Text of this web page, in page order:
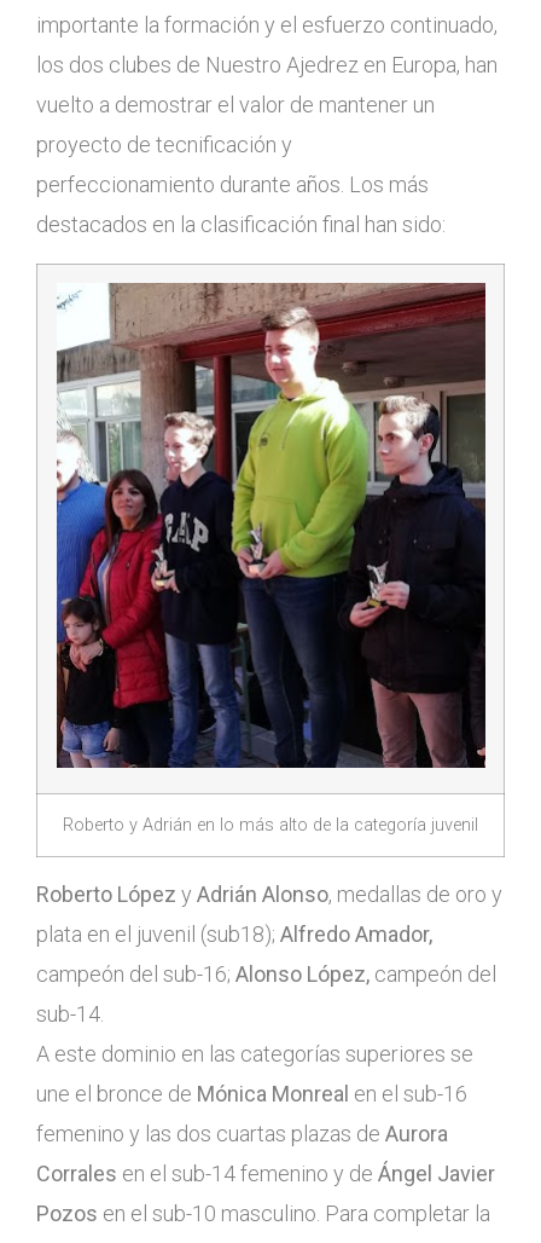
importante la formación y el esfuerzo continuado,
los dos clubes de Nuestro Ajedrez en Europa, han
vuelto a demostrar el valor de mantener un
proyecto de tecnificación y
perfeccionamiento durante años. Los más
destacados en la clasificación final han sido:
Roberto y Adrián en lo más alto de la categoría juvenil
Roberto López y Adrián Alonso, medallas de oro y
plata en el juvenil (sub18); Alfredo Amador,
campeón del sub-16; Alonso López, campeón del
sub-14.
A este dominio en las categorías superiores se
une el bronce de Mónica Monreal en el sub-16
femenino y las dos cuartas plazas de Aurora
Corrales en el sub-14 femenino y de Ángel Javier
Pozos en el sub-10 masculino. Para completar la